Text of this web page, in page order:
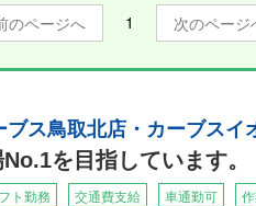
1 次
ス鳥取北店・カーブスイ
を目指しています。
ト勤務 交通費支給 車通勤可